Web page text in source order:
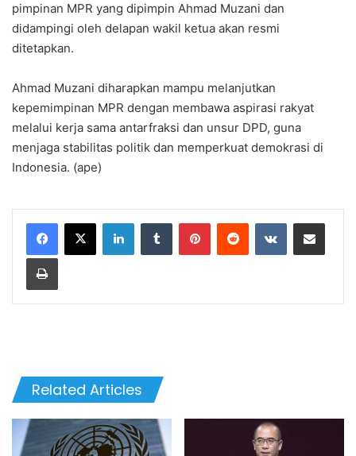
pimpinan MPR yang dipimpin Ahmad Muzani dan
didampingi oleh delapan wakil ketua akan resmi
ditetapkan.
Ahmad Muzani diharapkan mampu melanjutkan
kepemimpinan MPR dengan membawa aspirasi rakyat
melalui kerja sama antarfraksi dan unsur DPD, guna
menjaga stabilitas politik dan memperkuat demokrasi di
Indonesia. (ape)
LinkedInTumblr PinterestReddit VKontakteShare via Email
Print
Related Articles